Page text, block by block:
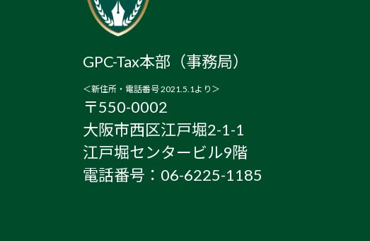
GPC-Tax本部（事務局）
＜新住所・電話番号 2021.5.1より＞
〒550-0002
大阪市西区江戸堀2-1-1
江戸堀センタービル9階
電話番号：06-6225-1185